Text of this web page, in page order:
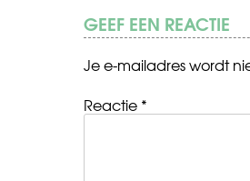
GEEF EEN REACTIE
Je e-mailadres wordt
Reactie *